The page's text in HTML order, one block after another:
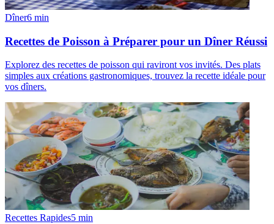
Dîner6 min
Recettes de Poisson à Préparer pour un Dîner Réussi
Explorez des recettes de poisson qui raviront vos invités. Des plats
simples aux créations gastronomiques, trouvez la recette idéale pour
vos dîners.
Recettes Rapides5 min